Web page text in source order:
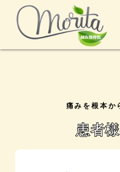
痛みを根本か
患者